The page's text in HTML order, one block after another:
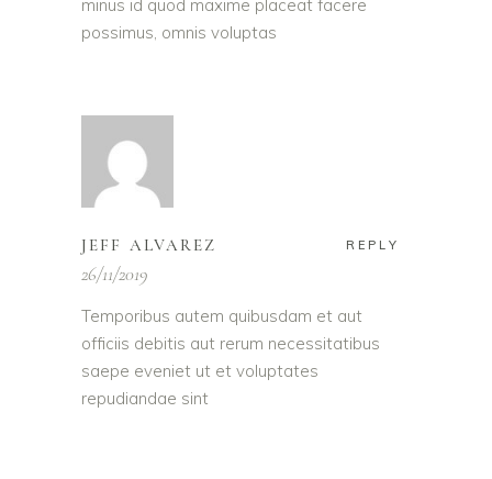
minus id quod maxime placeat facere
possimus, omnis voluptas
JEFF ALVAREZ REPLY
26/11/2019
Temporibus autem quibusdam et aut
officiis debitis aut rerum necessitatibus
saepe eveniet ut et voluptates
repudiandae sint